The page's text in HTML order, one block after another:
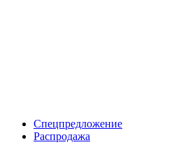
Спецпредложение
Распродажа